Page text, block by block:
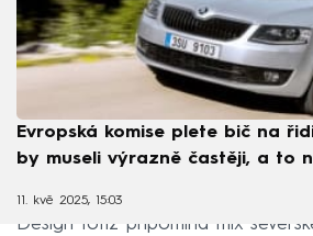
Evropská komise plete bič na
by museli výrazně častěji, a to
11. kvě 2025, 15:03
Design totiž připomíná mix